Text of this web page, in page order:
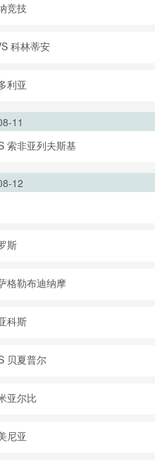
竞技
科林蒂安
利亚
11
索非亚列夫斯基
12
斯
格勒布迪纳摩
科斯
贝夏普尔
亚尔比
尼亚